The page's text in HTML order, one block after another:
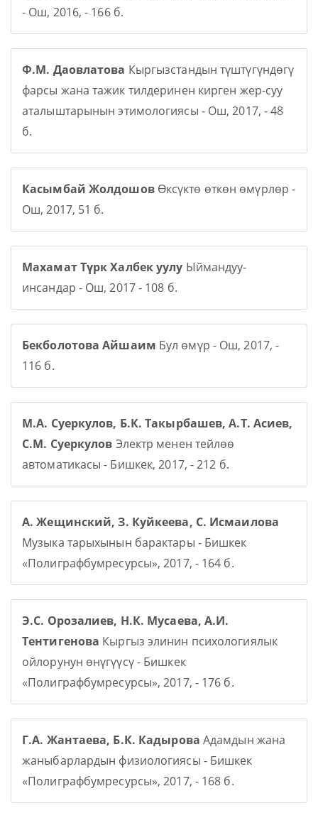
- Ош, 2016, - 166 б.
Ф.М. Даовлатова Кыргызстандын түштүгүндөгү
фарсы жана тажик тилдеринен кирген жер-суу
аталыштарынын этимологиясы - Ош, 2017, - 48
б.
Касымбай Жолдошов Өксүктө өткөн өмүрлөр -
Ош, 2017, 51 б.
Махамат Түрк Халбек уулу Ыймандуу-
инсандар - Ош, 2017 - 108 б.
Бекболотова Айшаим Бул өмүр - Ош, 2017, -
116 б.
М.А. Суеркулов, Б.К. Такырбашев, А.Т. Асиев,
С.М. Суеркулов Электр менен тейлөө
автоматикасы - Бишкек, 2017, - 212 б.
А. Жещинский, З. Куйкеева, С. Исмаилова
Музыка тарыхынын барактары - Бишкек
«Полиграфбумресурсы», 2017, - 164 б.
Э.С. Орозалиев, Н.К. Мусаева, А.И.
Тентигенова Кыргыз элинин психологиялык
ойлорунун өнүгүүсү - Бишкек
«Полиграфбумресурсы», 2017, - 176 б.
Г.А. Жантаева, Б.К. Кадырова Адамдын жана
жаныбарлардын физиологиясы - Бишкек
«Полиграфбумресурсы», 2017, - 168 б.